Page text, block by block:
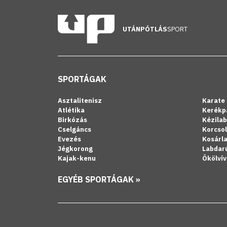
UTÁNPÓTLÁSSPORT
SPORTÁGAK
Asztalitenisz
Atlétika
Birkózás
Cselgáncs
Evezés
Jégkorong
Kajak-kenu
Karate
EGYÉB SPORTÁGAK »